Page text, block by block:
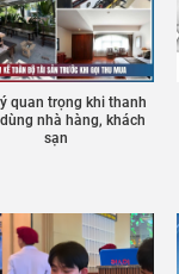
quan trọng khi thanh
nhà hàng, khách
sạn